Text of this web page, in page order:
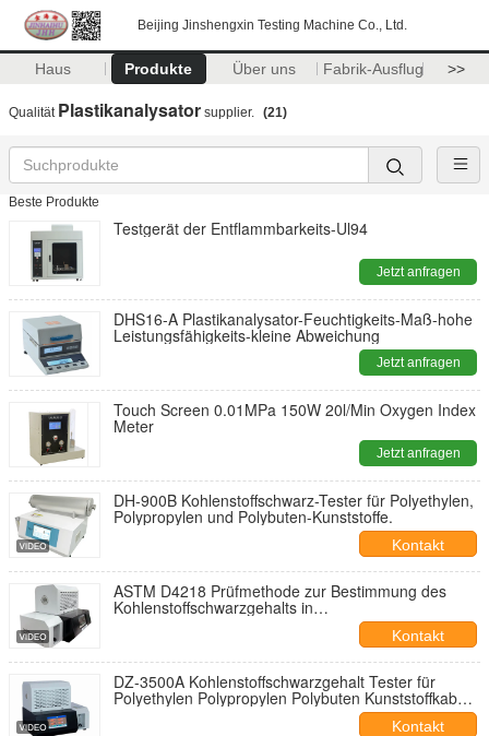
Beijing Jinshengxin Testing Machine Co., Ltd.
Haus Produkte Über uns Fabrik-Ausflug >>
Qualität Plastikanalysator supplier. (21)
Beste Produkte
Testgerät der Entflammbarkeits-Ul94
Jetzt anfragen
DHS16-A Plastikanalysator-Feuchtigkeits-Maß-hohe
Leistungsfähigkeits-kleine Abweichung
Jetzt anfragen
Touch Screen 0.01MPa 150W 20l/Min Oxygen Index
Meter
Jetzt anfragen
DH-900B Kohlenstoffschwarz-Tester für Polyethylen,
Polypropylen und Polybuten-Kunststoffe.
Kontakt
ASTM D4218 Prüfmethode zur Bestimmung des
Kohlenstoffschwarzgehalts in
Kontakt
DZ-3500A Kohlenstoffschwarzgehalt Tester für
Polyethylen Polypropylen Polybuten Kunststoffkabel
und optische Kabel Isolierung und Hüllenmaterialien
Kontakt